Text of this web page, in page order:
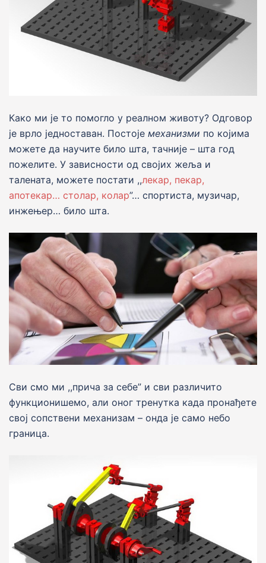
Како ми jе то помогло у реалном животу? Одговор
jе врло jедноставан. Постоје механизми по којима
можете да научите било шта, тачније – шта год
пожелите. У зависности од своjих жеља и
талената, можете постати ,,лекар, пекар,
апотекар… столар, колар”… спортиста, музичар,
инжењер… било шта.
Сви смо ми ,,прича за себе” и сви различито
функционишемо, али оног тренутка када пронађете
свој сопствени механизам – онда је само небо
граница.